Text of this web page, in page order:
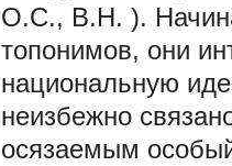
О.С., В.Н. ).
топонимов, они
национальную
неизбежно
осязаемым